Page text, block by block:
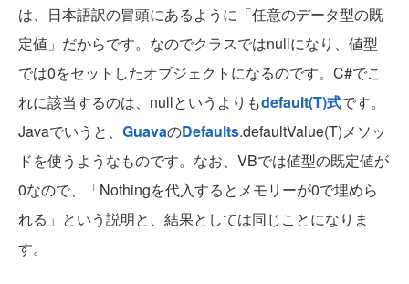
は、日本語訳の冒頭にあるように「任意のデータ型の既
定値」だからです。なのでクラスではnullになり、値型
では0をセットしたオブジェクトになるのです。C#でこ
れに該当するのは、nullというよりもdefault(T)式です。
Javaでいうと、 GuavaのDefaults.defaultValue(T)メソッ
ドを使うようなものです。なお、VBでは値型の既定値が
0なので、「Nothingを代入するとメモリーが0で埋めら
れる」という説明と、結果としては同じことになりま
す。